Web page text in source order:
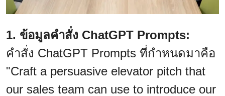
1. ข้อมูลคำสั่ง ChatGPT Prompts:
คำสั่ง ChatGPT Prompts ที่กำหนดมาคือ
"Craft a persuasive elevator pitch that
our sales team can use to introduce our